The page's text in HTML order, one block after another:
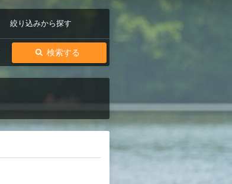
絞り込みから探す
検索する